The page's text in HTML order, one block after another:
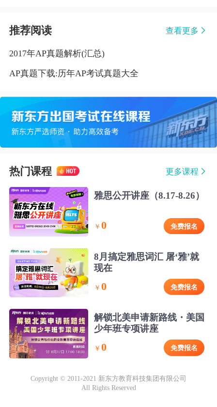
推荐阅读 查看更多
2017年AP真题解析(汇总)
AP真题下载:历年AP考试真题大全
热门课程 更多课程
雅思公开讲座（8.17-8.26）
￥ 0 免费报名
8月搞定雅思词汇 屠‘雅’就
现在
￥ 0 免费报名
解锁北美申请新路线・美国
少年班专项讲座
￥ 0 免费报名
Copyright © 2011-2021 新东方教育科技集团有限公司
All Rights Reserved